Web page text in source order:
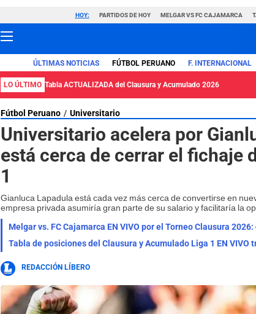
HOY: PARTIDOS DE HOY MELGAR VS FC CAJAMARCA
ÚLTIMAS NOTICIAS FÚTBOL PERUANO F. INTERNACIONAL
LO ÚLTIMO Tabla ACTUALIZADA del Clausura y Acumulado 2026
Fútbol Peruano Universitario
Universitario acelera por
está cerca de cerrar el fichaje
1
Gianluca Lapadula está cada vez más cerca de convertirse en
empresa privada asumiría gran parte de su salario y facilitaría la
Melgar vs. FC Cajamarca EN VIVO por el Torneo Clausura
REDACCIÓN LÍBERO